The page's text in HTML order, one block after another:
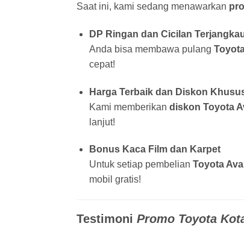
Saat ini, kami sedang menawarkan
DP Ringan dan Cicilan
Anda bisa membawa pulang
cepat!
Harga Terbaik dan Diskon
Kami memberikan diskon Toyota
lanjut!
Bonus Kaca Film dan Karpet
Untuk setiap pembelian Toyota
mobil gratis!
Testimoni Promo Toyota